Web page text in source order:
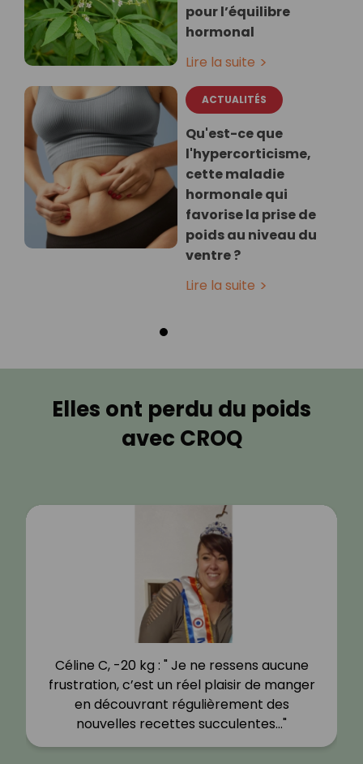
pour l’équilibre
hormonal
Lire la suite
ACTUALITÉS
Qu'est-ce que
l'hypercorticisme,
cette maladie
hormonale qui
favorise la prise de
poids au niveau du
ventre ?
Lire la suite
Elles ont perdu du poids
avec CROQ
Céline C, -20 kg : " Je ne ressens aucune
frustration, c’est un réel plaisir de manger
en découvrant régulièrement des
nouvelles recettes succulentes…"